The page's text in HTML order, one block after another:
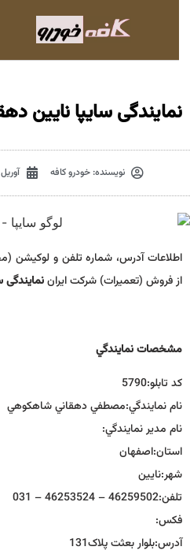
نمایندگی سایپا نایین
نویسنده:خودرو کافه آوریل 20, 2020
اطلاعات آدرس، شماره تلفن و لوکیشن
از فروش (تعمیرات) شرکت ایراننمایندگی
مشخصات نمايندگي
كد تابلو:5790
نام نمايندگي:مصطفي دهقاني شاهكوهي
نام مدير نمايندگي:
استان:اصفهان
شهر:نايين
تلفن:46259502 – 46253524 – 031
فكس:
آدرس:بلوار بعثت پلاک131